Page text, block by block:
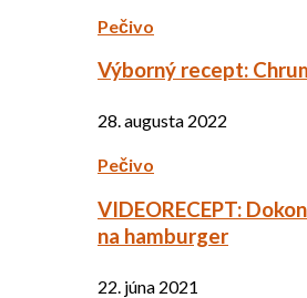
Pečivo
Výborný recept:
28. augusta 2022
Pečivo
VIDEORECEPT:
na hamburger
22. júna 2021